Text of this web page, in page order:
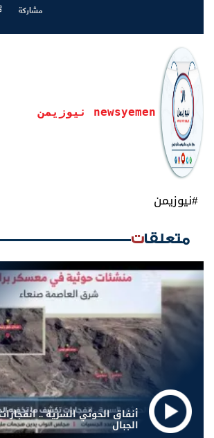
مشاركة
newsyemen نيوزيمن
#نيوزيمن
متعلقات
أنفاق الحوثي السرية ..
الجبال